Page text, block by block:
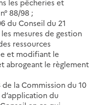
88/98 ;
du Conseil du 21
mesures de gestion
ressources
et modifiant le
abrogeant le règlement
de la Commission du 10
du